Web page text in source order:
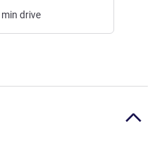
min drive